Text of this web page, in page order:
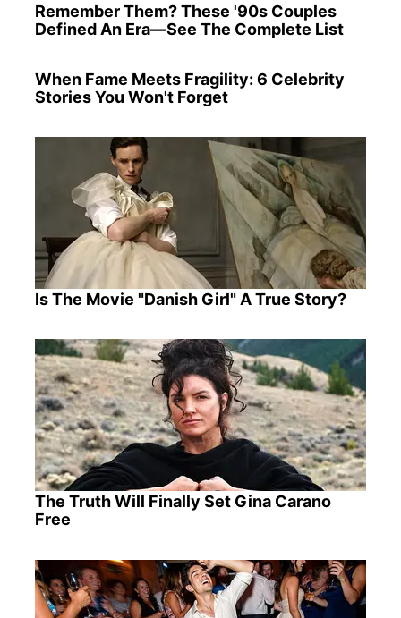
Remember Them? These '90s Couples
Defined An Era—See The Complete List
When Fame Meets Fragility: 6 Celebrity
Stories You Won't Forget
Is The Movie "Danish Girl" A True Story?
The Truth Will Finally Set Gina Carano
Free